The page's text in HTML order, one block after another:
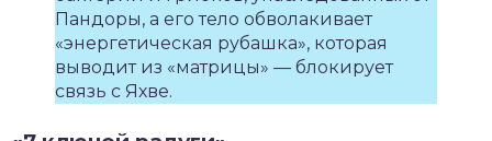
Пандоры, а его тело обволакивает
«энергетическая рубашка», которая
выводит из «матрицы» — блокирует
связь с Яхве.